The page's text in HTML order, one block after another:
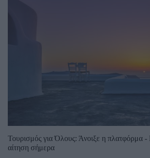
Τουρισμός για Όλους: Άνοιξε η πλατφόρμα -
αίτηση σήμερα